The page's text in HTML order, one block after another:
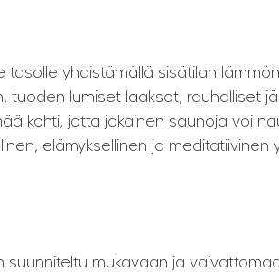
tasolle yhdistämällä sisätilan
tuoden lumiset laaksot, rauhalliset
kohti, jotta jokainen saunoja voi
elämyksellinen ja meditatiivinen
suunniteltu mukavaan ja